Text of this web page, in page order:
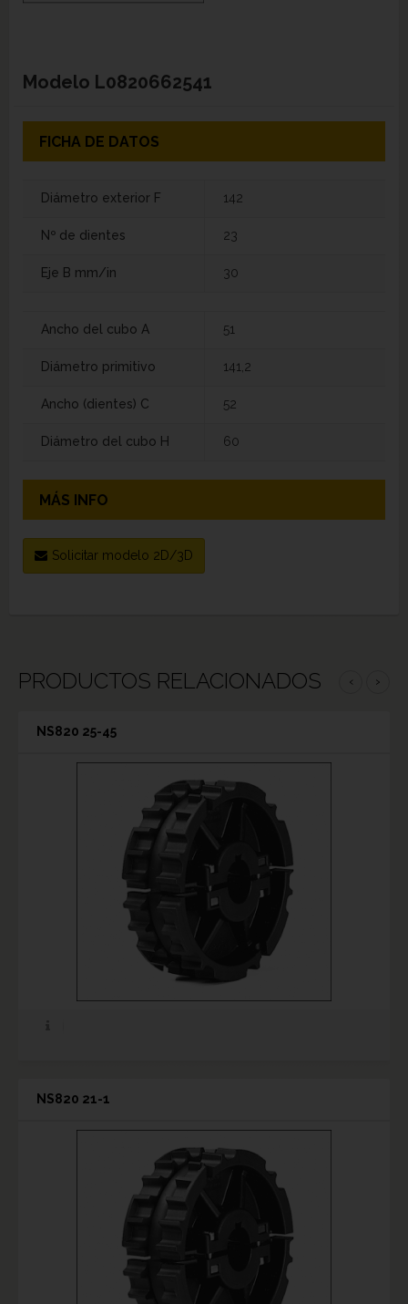
Modelo L0820662541
FICHA DE DATOS
Diámetro exterior F 142
Nº de dientes 23
Eje B mm/in 30
Ancho del cubo A 51
Diámetro primitivo 141,2
Ancho (dientes) C 52
Diámetro del cubo H 60
MÁS INFO
Solicitar modelo 2D/3D
PRODUCTOS RELACIONADOS ‹ ›
NS820 25-45
NS820 21-1